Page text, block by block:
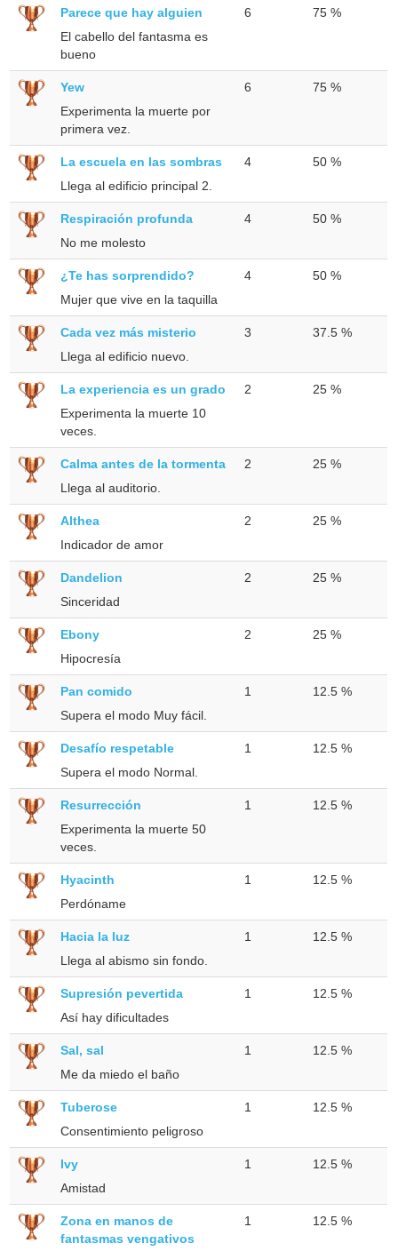
Parece que hay alguien
El cabello del fantasma es
bueno
6 75 %
Yew
Experimenta la muerte por
primera vez.
6 75 %
La escuela en las sombras
Llega al edificio principal 2.
4 50 %
Respiración profunda
No me molesto
4 50 %
¿Te has sorprendido?
Mujer que vive en la taquilla
4 50 %
Cada vez más misterio
Llega al edificio nuevo.
3 37.5 %
La experiencia es un grado
Experimenta la muerte 10
veces.
2 25 %
Calma antes de la tormenta
Llega al auditorio.
2 25 %
Althea
Indicador de amor
2 25 %
Dandelion
Sinceridad
2 25 %
Ebony
Hipocresía
2 25 %
Pan comido
Supera el modo Muy fácil.
1 12.5 %
Desafío respetable
Supera el modo Normal.
1 12.5 %
Resurrección
Experimenta la muerte 50
veces.
1 12.5 %
Hyacinth
Perdóname
1 12.5 %
Hacia la luz
Llega al abismo sin fondo.
1 12.5 %
Supresión pevertida
Así hay dificultades
1 12.5 %
Sal, sal
Me da miedo el baño
1 12.5 %
Tuberose
Consentimiento peligroso
1 12.5 %
Ivy
Amistad
1 12.5 %
Zona en manos de
fantasmas vengativos
1 12.5 %